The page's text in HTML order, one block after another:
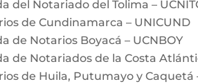
del Notariado del Tolima –
de Cundinamarca – UNICUND
de Notarios Boyacá – UCNBOY
de Notariados de la Costa
de Huila, Putumayo y Caquetá